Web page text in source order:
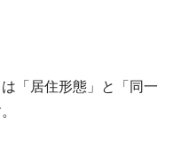
「居住形態」と「同一